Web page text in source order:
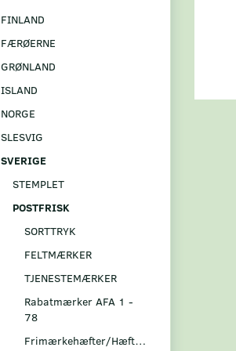
FINLAND
FÆRØERNE
GRØNLAND
ISLAND
NORGE
SLESVIG
SVERIGE
STEMPLET
POSTFRISK
SORTTRYK
FELTMÆRKER
TJENESTEMÆRKER
Rabatmærker AFA 1 -
78
Frimærkehæfter/Hæftesammentryk